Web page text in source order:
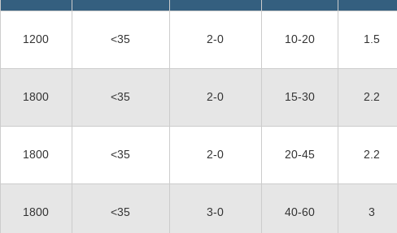
1200 <35 2-0 10-20 1.5
1800 <35 2-0 15-30 2.2
1800 <35 2-0 20-45 2.2
1800 <35 3-0 40-60 3